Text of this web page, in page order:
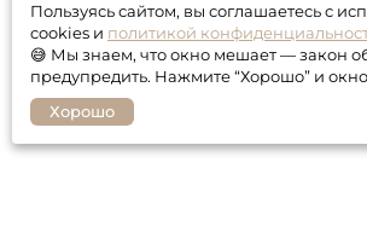
Пользуясь сайтом, вы соглашаетесь с
cookies и политикой
😅 Мы знаем, что окно мешает — закон
предупредить. Нажмите “Хорошо” и
Хорошо